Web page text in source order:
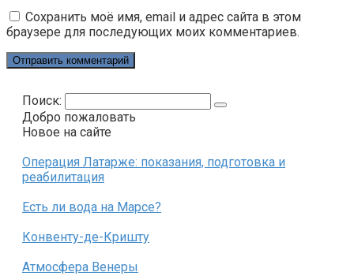
Сохранить моё имя, email и адрес сайта в этом
браузере для последующих моих комментариев.
Поиск:
Добро пожаловать
Новое на сайте
Операция Латарже: показания, подготовка и
реабилитация
Есть ли вода на Марсе?
Конвенту-де-Кришту
Атмосфера Венеры